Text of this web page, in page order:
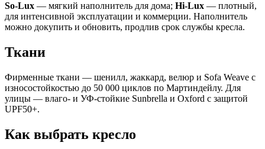
So-Lux — мягкий наполнитель для дома; Hi-Lux — плотный,
для интенсивной эксплуатации и коммерции. Наполнитель
можно докупить и обновить, продлив срок службы кресла.
Ткани
Фирменные ткани — шенилл, жаккард, велюр и Sofa Weave с
износостойкостью до 50 000 циклов по Мартиндейлу. Для
улицы — влаго- и УФ-стойкие Sunbrella и Oxford с защитой
UPF50+.
Как выбрать кресло